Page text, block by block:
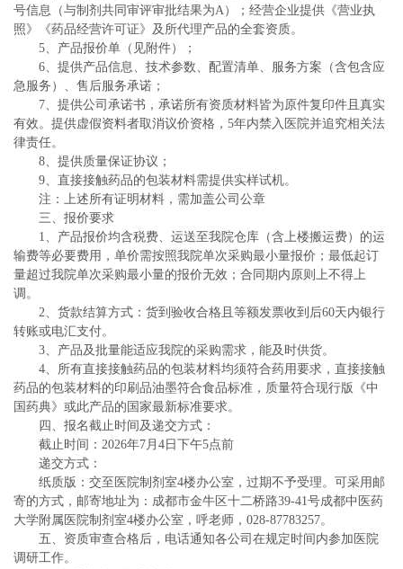
号信息（与制剂共同审评审批结果为A）；经营企业提供《营业执
照》《药品经营许可证》及所代理产品的全套资质。
5、产品报价单（见附件）；
6、提供产品信息、技术参数、配置清单、服务方案（含包含应
急服务）、售后服务承诺；
7、提供公司承诺书，承诺所有资质材料皆为原件复印件且真实
有效。提供虚假资料者取消议价资格，5年内禁入医院并追究相关法
律责任。
8、提供质量保证协议；
9、直接接触药品的包装材料需提供实样试机。
注：上述所有证明材料，需加盖公司公章
三、报价要求
1、产品报价均含税费、运送至我院仓库（含上楼搬运费）的运
输费等必要费用，单价需按照我院单次采购最小量报价；最低起订
量超过我院单次采购最小量的报价无效；合同期内原则上不得上
调。
2、货款结算方式：货到验收合格且等额发票收到后60天内银行
转账或电汇支付。
3、产品及批量能适应我院的采购需求，能及时供货。
4、所有直接接触药品的包装材料均须符合药用要求，直接接触
药品的包装材料的印刷品油墨符合食品标准，质量符合现行版《中
国药典》或此产品的国家最新标准要求。
四、报名截止时间及递交方式：
截止时间：2026年7月4日下午5点前
递交方式：
纸质版：交至医院制剂室4楼办公室，过期不予受理。可采用邮
寄的方式，邮寄地址为：成都市金牛区十二桥路39-41号成都中医药
大学附属医院制剂室4楼办公室，呼老师，028-87783257。
五、资质审查合格后，电话通知各公司在规定时间内参加医院
调研工作。